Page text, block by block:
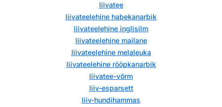
liivatee
liivateelehine habekanarbik
liivateelehine inglisilm
liivateelehine mailane
liivateelehine melaleuka
liivateelehine rööpkanarbik
liivatee-võrm
liiv-esparsett
liiv-hundihammas